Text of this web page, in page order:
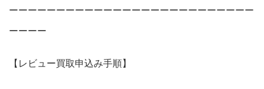
ーーーーーーーーーーーーーーーーーーーーーーーーーー
ーーーー
【レビュー買取申込み手順】